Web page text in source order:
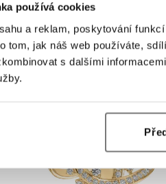
používá cookies
a reklam, poskytování
tom, jak náš web používáte,
s dalšími
Náhrdelník s diamanty Iris Signature
od 140 977 Kč